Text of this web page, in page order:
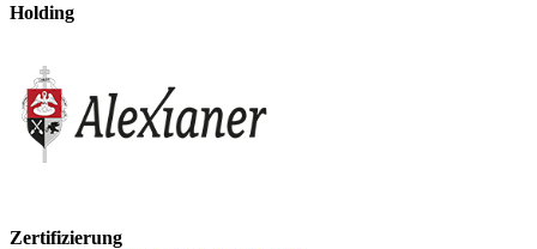
Holding
Zertifizierung